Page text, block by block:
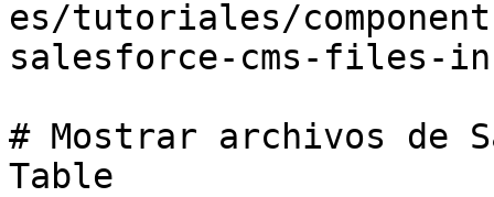
es/tutoriales/
salesforce-cms-files-
# Mostrar archivos de
Table